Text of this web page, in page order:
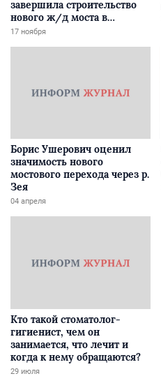
завершила строительство
нового ж/д моста в
Забайкалье
17 ноября
Борис Ушерович оценил
значимость нового
мостового перехода через р.
Зея
04 апреля
Кто такой стоматолог-
гигиенист, чем он
занимается, что лечит и
когда к нему обращаются?
29 июля